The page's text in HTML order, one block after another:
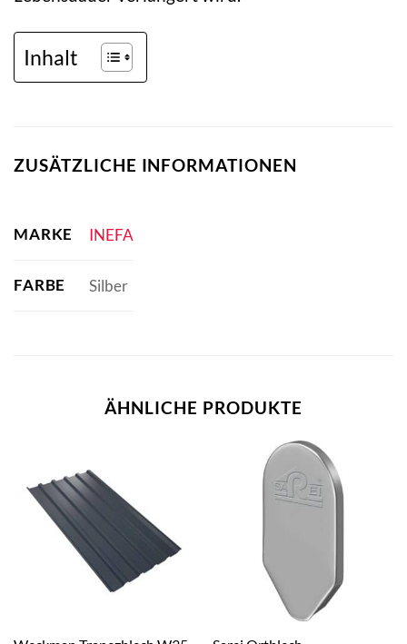
Inhalt
ZUSÄTZLICHE INFORMATIONEN
MARKE INEFA
FARBE Silber
ÄHNLICHE PRODUKTE